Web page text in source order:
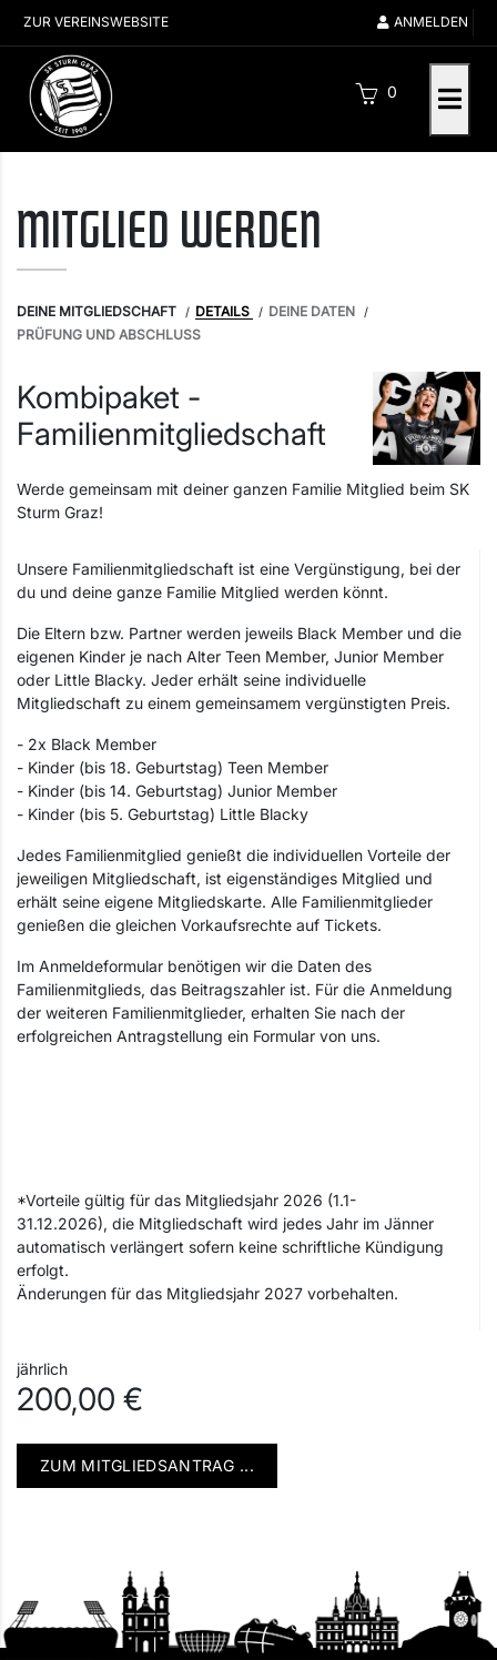
ZUR VEREINSWEBSITE ANMELDEN
0
MITGLIED WERDEN
DEINE MITGLIEDSCHAFT DETAILS
DEINE DATEN
PRÜFUNG UND ABSCHLUSS
Kombipaket -
Familienmitgliedschaft
Werde gemeinsam mit deiner ganzen Familie Mitglied beim SK
Sturm Graz!
Unsere Familienmitgliedschaft ist eine Vergünstigung, bei der
du und deine ganze Familie Mitglied werden könnt.
Die Eltern bzw. Partner werden jeweils Black Member und die
eigenen Kinder je nach Alter Teen Member, Junior Member
oder Little Blacky. Jeder erhält seine individuelle
Mitgliedschaft zu einem gemeinsamem vergünstigten Preis.
- 2x Black Member
- Kinder (bis 18. Geburtstag) Teen Member
- Kinder (bis 14. Geburtstag) Junior Member
- Kinder (bis 5. Geburtstag) Little Blacky
Jedes Familienmitglied genießt die individuellen Vorteile der
jeweiligen Mitgliedschaft, ist eigenständiges Mitglied und
erhält seine eigene Mitgliedskarte. Alle Familienmitglieder
genießen die gleichen Vorkaufsrechte auf Tickets.
Im Anmeldeformular benötigen wir die Daten des
Familienmitglieds, das Beitragszahler ist. Für die Anmeldung
der weiteren Familienmitglieder, erhalten Sie nach der
erfolgreichen Antragstellung ein Formular von uns.
*Vorteile gültig für das Mitgliedsjahr 2026 (1.1-
31.12.2026), die Mitgliedschaft wird jedes Jahr im Jänner
automatisch verlängert sofern keine schriftliche Kündigung
erfolgt.
Änderungen für das Mitgliedsjahr 2027 vorbehalten.
jährlich
200,00 €